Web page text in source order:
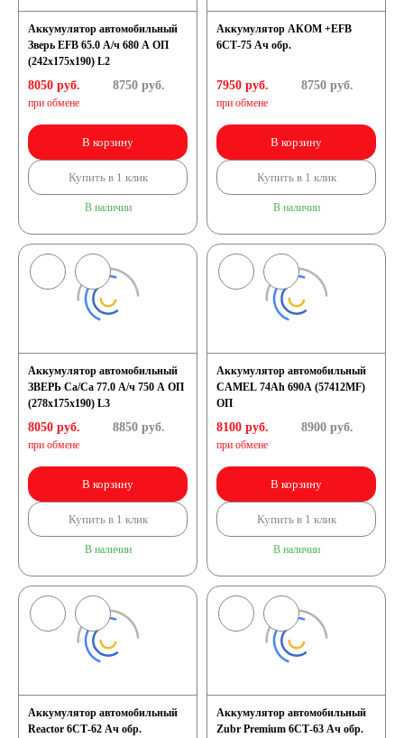
Аккумулятор автомобильный
Зверь EFB 65.0 А/ч 680 А ОП
(242x175x190) L2
8050 руб.
при обмене
8750руб.
В корзину
Купить в 1 клик
В наличии
Аккумулятор АКОМ +EFB
6СТ-75 Ач обр.
7950 руб.
при обмене
8750руб.
В корзину
Купить в 1 клик
В наличии
Аккумулятор автомобильный
ЗВЕРЬ Са/Са 77.0 А/ч 750 A ОП
(278x175x190) L3
8050 руб.
при обмене
8850руб.
В корзину
Купить в 1 клик
В наличии
Аккумулятор автомобильный
CAMEL 74Ah 690A (57412MF)
ОП
8100 руб.
при обмене
8900руб.
В корзину
Купить в 1 клик
В наличии
Аккумулятор автомобильный
Reactor 6СТ-62 Ач обр.
Аккумулятор автомобильный
Zubr Premium 6СТ-63 Ач обр.